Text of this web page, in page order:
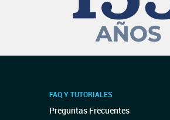
FAQ Y TUTORIALES
Preguntas Frecuentes